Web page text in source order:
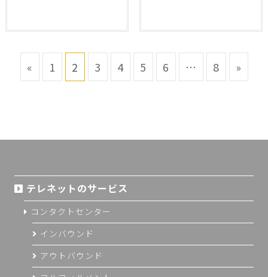
« 1 2 3 4 5 6 … 8 »
テレネットのサービス
コンタクトセンター
インバウンド
アウトバウンド